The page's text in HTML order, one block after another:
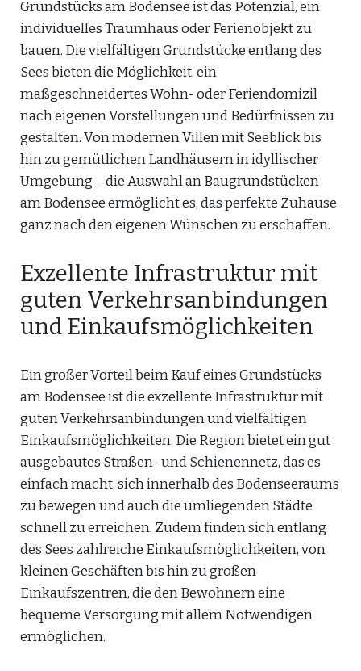
Grundstücks am Bodensee ist das Potenzial, ein
individuelles Traumhaus oder Ferienobjekt zu
bauen. Die vielfältigen Grundstücke entlang des
Sees bieten die Möglichkeit, ein
maßgeschneidertes Wohn- oder Feriendomizil
nach eigenen Vorstellungen und Bedürfnissen zu
gestalten. Von modernen Villen mit Seeblick bis
hin zu gemütlichen Landhäusern in idyllischer
Umgebung – die Auswahl an Baugrundstücken
am Bodensee ermöglicht es, das perfekte Zuhause
ganz nach den eigenen Wünschen zu erschaffen.
Exzellente Infrastruktur mit
guten Verkehrsanbindungen
und Einkaufsmöglichkeiten
Ein großer Vorteil beim Kauf eines Grundstücks
am Bodensee ist die exzellente Infrastruktur mit
guten Verkehrsanbindungen und vielfältigen
Einkaufsmöglichkeiten. Die Region bietet ein gut
ausgebautes Straßen- und Schienennetz, das es
einfach macht, sich innerhalb des Bodenseeraums
zu bewegen und auch die umliegenden Städte
schnell zu erreichen. Zudem finden sich entlang
des Sees zahlreiche Einkaufsmöglichkeiten, von
kleinen Geschäften bis hin zu großen
Einkaufszentren, die den Bewohnern eine
bequeme Versorgung mit allem Notwendigen
ermöglichen.